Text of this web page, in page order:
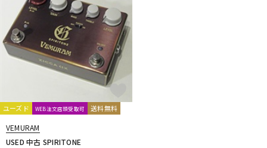
ユーズド WEB注文店頭受取可 送料無料
VEMURAM
USED 中古 SPIRITONE